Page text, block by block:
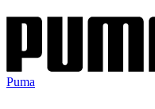
Puma